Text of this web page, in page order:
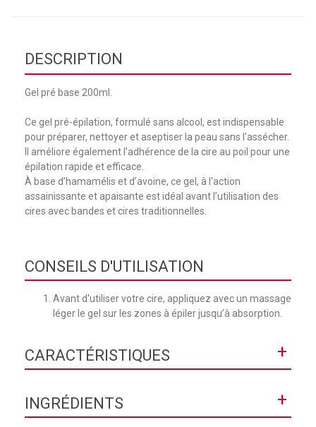
DESCRIPTION
Gel pré base 200ml.
Ce gel pré-épilation, formulé sans alcool, est indispensable
pour préparer, nettoyer et aseptiser la peau sans l'assécher.
Il améliore également l’adhérence de la cire au poil pour une
épilation rapide et efficace.
À base d’hamamélis et d’avoine, ce gel, à l'action
assainissante et apaisante est idéal avant l’utilisation des
cires avec bandes et cires traditionnelles.
CONSEILS D'UTILISATION
Avant d'utiliser votre cire, appliquez avec un massage
léger le gel sur les zones à épiler jusqu’à absorption.
CARACTÉRISTIQUES +
Texture
INGRÉDIENTS +